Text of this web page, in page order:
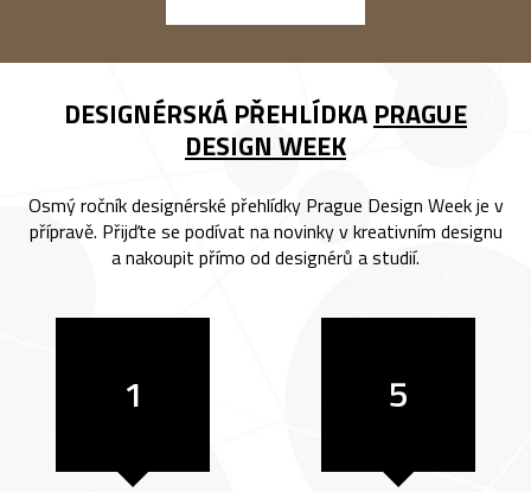
DESIGNÉRSKÁ PŘEHLÍDKA PRAGUE
DESIGN WEEK
Osmý ročník designérské přehlídky Prague Design Week je v
přípravě. Přijďte se podívat na novinky v kreativním designu
a nakoupit přímo od designérů a studií.
1 5